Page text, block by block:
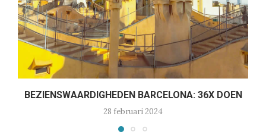
BEZIENSWAARDIGHEDEN BARCELONA: 36X DOEN
28 februari 2024